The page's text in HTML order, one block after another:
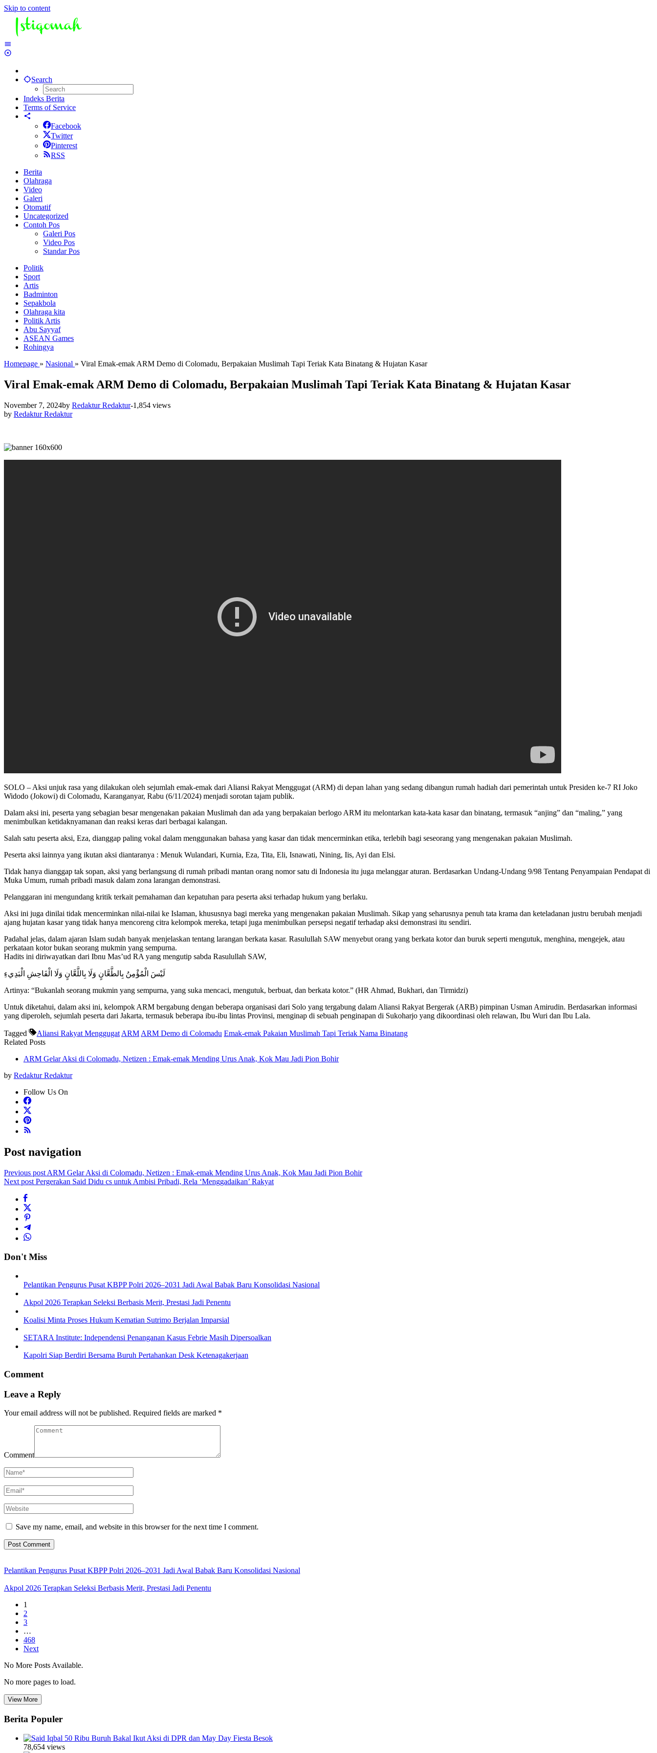
Skip to content
Search
Indeks Berita
Terms of Service
Facebook
Twitter
Pinterest
RSS
Berita
Olahraga
Video
Galeri
Otomatif
Uncategorized
Contoh Pos
Galeri Pos
Video Pos
Standar Pos
Politik
Sport
Artis
Badminton
Sepakbola
Olahraga kita
Politik Artis
Abu Sayyaf
ASEAN Games
Rohingya
Homepage » Nasional » Viral Emak-emak ARM Demo di Colomadu, Berpakaian Muslimah Tapi Teriak Kata Binatang & Hujatan Kasar
Viral Emak-emak ARM Demo di Colomadu, Berpakaian Muslimah Tapi Teriak Kata Binatang & Hujatan Kasar
November 7, 2024by Redaktur Redaktur-1,854 views
by Redaktur Redaktur
SOLO – Aksi unjuk rasa yang dilakukan oleh sejumlah emak-emak dari Aliansi Rakyat Menggugat (ARM) di depan lahan yang sedang dibangun rumah hadiah dari pemerintah untuk Presiden ke-7 RI Joko
Widodo (Jokowi) di Colomadu, Karanganyar, Rabu (6/11/2024) menjadi sorotan tajam publik.
Dalam aksi ini, peserta yang sebagian besar mengenakan pakaian Muslimah dan ada yang berpakaian berlogo ARM itu melontarkan kata-kata kasar dan binatang, termasuk “anjing” dan “maling,” yang
menimbulkan ketidaknyamanan dan reaksi keras dari berbagai kalangan.
Salah satu peserta aksi, Eza, dianggap paling vokal dalam menggunakan bahasa yang kasar dan tidak mencerminkan etika, terlebih bagi seseorang yang mengenakan pakaian Muslimah.
Peserta aksi lainnya yang ikutan aksi diantaranya : Menuk Wulandari, Kurnia, Eza, Tita, Eli, Isnawati, Nining, Iis, Ayi dan Elsi.
Tidak hanya dianggap tak sopan, aksi yang berlangsung di rumah pribadi mantan orang nomor satu di Indonesia itu juga melanggar aturan. Berdasarkan Undang-Undang 9/98 Tentang Penyampaian Pendapat di
Muka Umum, rumah pribadi masuk dalam zona larangan demonstrasi.
Pelanggaran ini mengundang kritik terkait pemahaman dan kepatuhan para peserta aksi terhadap hukum yang berlaku.
Aksi ini juga dinilai tidak mencerminkan nilai-nilai ke Islaman, khususnya bagi mereka yang mengenakan pakaian Muslimah. Sikap yang seharusnya penuh tata krama dan keteladanan justru berubah menjadi
ajang hujatan kasar yang tidak hanya mencoreng citra kelompok mereka, tetapi juga menimbulkan persepsi negatif terhadap aksi demonstrasi itu sendiri.
Padahal jelas, dalam ajaran Islam sudah banyak menjelaskan tentang larangan berkata kasar. Rasulullah SAW menyebut orang yang berkata kotor dan buruk seperti mengutuk, menghina, mengejek, atau
perkataan kotor bukan seorang mukmin yang sempurna.
Hadits ini diriwayatkan dari Ibnu Mas’ud RA yang mengutip sabda Rasulullah SAW,
لَيْسَ الْمُؤْمِنُ بِالطَّعَّانٍ وَلَا بِاللَّعَّانٍ وَلَا الْفَاحِشِ الْبَدِيءِ
Artinya: “Bukanlah seorang mukmin yang sempurna, yang suka mencaci, mengutuk, berbuat, dan berkata kotor.” (HR Ahmad, Bukhari, dan Tirmidzi)
Untuk diketahui, dalam aksi ini, kelompok ARM bergabung dengan beberapa organisasi dari Solo yang tergabung dalam Aliansi Rakyat Bergerak (ARB) pimpinan Usman Amirudin. Berdasarkan informasi
yang diperoleh, sejumlah peserta dari Jakarta, termasuk beberapa ibu-ibu lintas Provinsi, menginap di sebuah penginapan di Sukoharjo yang dikoordinasi oleh relawan, Ibu Wuri dan Ibu Lala.
Tagged Aliansi Rakyat Menggugat ARM ARM Demo di Colomadu Emak-emak Pakaian Muslimah Tapi Teriak Nama Binatang
Related Posts
ARM Gelar Aksi di Colomadu, Netizen : Emak-emak Mending Urus Anak, Kok Mau Jadi Pion Bohir
by Redaktur Redaktur
Follow Us On
Post navigation
Previous post ARM Gelar Aksi di Colomadu, Netizen : Emak-emak Mending Urus Anak, Kok Mau Jadi Pion Bohir
Next post Pergerakan Said Didu cs untuk Ambisi Pribadi, Rela ‘Menggadaikan’ Rakyat
Don't Miss
Pelantikan Pengurus Pusat KBPP Polri 2026–2031 Jadi Awal Babak Baru Konsolidasi Nasional
Akpol 2026 Terapkan Seleksi Berbasis Merit, Prestasi Jadi Penentu
Koalisi Minta Proses Hukum Kematian Sutrimo Berjalan Imparsial
SETARA Institute: Independensi Penanganan Kasus Febrie Masih Dipersoalkan
Kapolri Siap Berdiri Bersama Buruh Pertahankan Desk Ketenagakerjaan
Comment
Leave a Reply
Your email address will not be published. Required fields are marked *
Comment
Save my name, email, and website in this browser for the next time I comment.
Pelantikan Pengurus Pusat KBPP Polri 2026–2031 Jadi Awal Babak Baru Konsolidasi Nasional
Akpol 2026 Terapkan Seleksi Berbasis Merit, Prestasi Jadi Penentu
1
2
3
…
468
Next
No More Posts Available.
No more pages to load.
View More
Berita Populer
50 Ribu Buruh Bakal Ikut Aksi di DPR dan May Day Fiesta Besok
78,654 views